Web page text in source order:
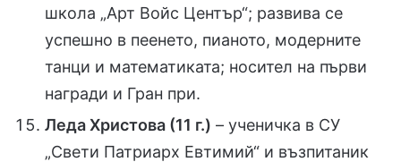
школа „Арт Войс Център“; развива се
успешно в пеенето, пианото, модерните
танци и математиката; носител на първи
награди и Гран при.
Леда Христова (11 г.) – ученичка в СУ
„Свети Патриарх Евтимий“ и възпитаник